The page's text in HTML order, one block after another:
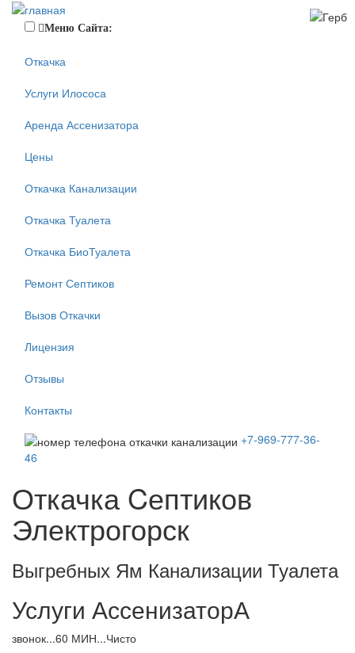
Меню Сайта:
Откачка
Услуги Илососа
Аренда Ассенизатора
Цены
Откачка Канализации
Откачка Туалета
Откачка БиоТуалета
Ремонт Септиков
Вызов Откачки
Лицензия
Отзывы
Контакты
+7-969-777-36-
46
Откачка Cептиков
Электрогорск
Выгребных Ям Канализации Туалета
Услуги АссенизаторА
звонок...60 МИН...Чисто